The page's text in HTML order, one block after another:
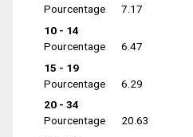
Pourcentage
7.17
10 - 14
Pourcentage
6.47
15 - 19
Pourcentage
6.29
20 - 34
Pourcentage
20.63